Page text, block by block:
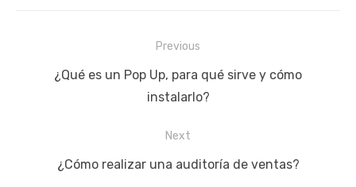
Previous
Previous¿Qué es un Pop Up, para qué sirve y cómo
instalarlo?
Next
Next
¿Cómo realizar una auditoría de ventas?